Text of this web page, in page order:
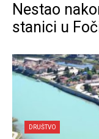
Nestao
stanici u
DRUŠTVO